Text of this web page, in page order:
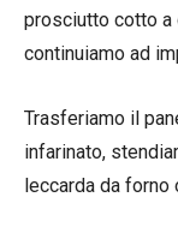
prosciutto cotto a
continuiamo ad
Trasferiamo il
infarinato,
leccarda da forno